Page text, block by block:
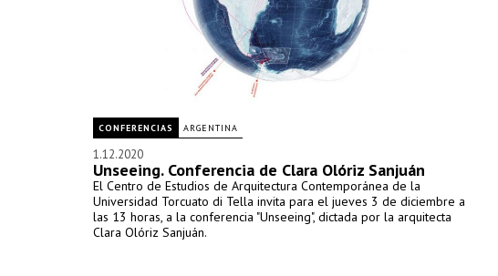
CONFERENCIAS ARGENTINA
1.12.2020
Unseeing. Conferencia de Clara Olóriz Sanjuán
El Centro de Estudios de Arquitectura Contemporánea de la
Universidad Torcuato di Tella invita para el jueves 3 de diciembre a
las 13 horas, a la conferencia "Unseeing", dictada por la arquitecta
Clara Olóriz Sanjuán.